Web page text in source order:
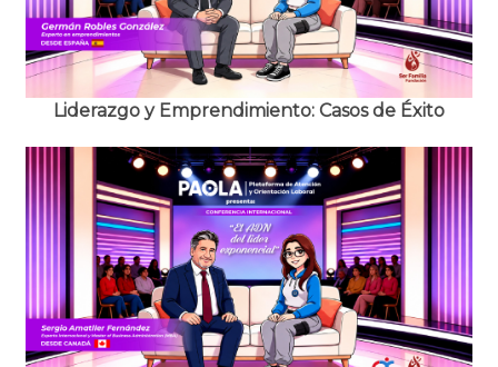
since the 1500s.
Liderazgo y Emprendimiento: Casos de Éxito
Lorem Ipsum has been the industry's standard dummy text ever
since the 1500s.